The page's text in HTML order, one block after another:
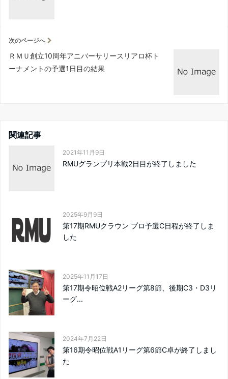
次のページへ
ＲＭＵ創立10周年アニバーサリースリアロ杯ト
ーナメントの予選1日目の結果
関連記事
2021年11月9日
RMUグランプリ本戦2日目が終了しました
2025年9月9日
第17期RMUクラウン プロ予選C日程が終了しま
した
2025年11月17日
第17期令昭位戦A2リーグ第8節、後期C3・D3リ
ーグ...
2024年7月22日
第16期令昭位戦A1リーグ第6節C卓が終了しまし
た